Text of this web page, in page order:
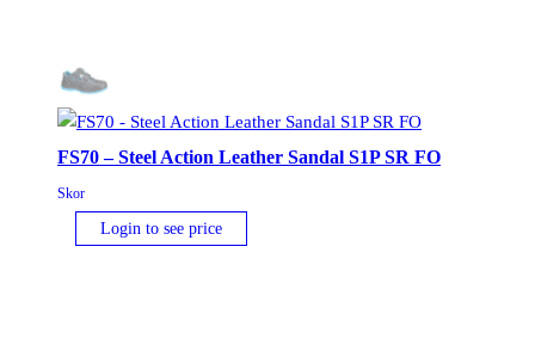
mängd
FS70 – Steel Action Leather Sandal S1P SR FO
Skor
Login to see price